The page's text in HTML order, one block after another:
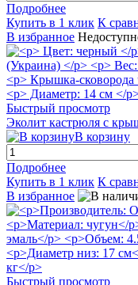
Подробнее
Купить в 1 клик К
В избранное
Быстрый просмотр
Эколит кастрюля с
В корзину
Подробнее
Купить в 1 клик К
В избранное
Быстрый просмотр